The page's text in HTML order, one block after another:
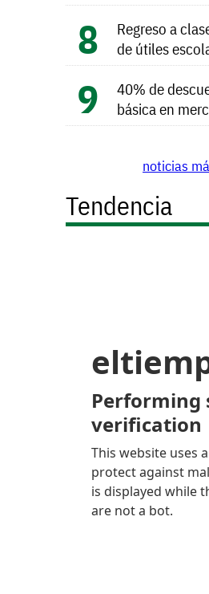
Regreso a
de útiles
40% de
básica en
noticias
Tendencia